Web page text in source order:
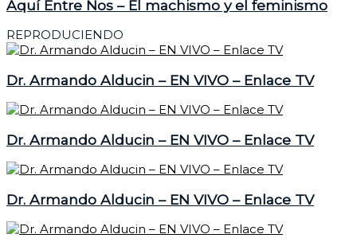
Aquí Entre Nos – El machismo y el feminismo
REPRODUCIENDO
Dr. Armando Alducin – EN VIVO – Enlace TV
Dr. Armando Alducin – EN VIVO – Enlace TV
Dr. Armando Alducin – EN VIVO – Enlace TV